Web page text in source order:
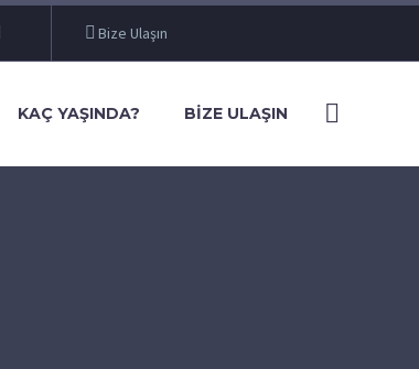
Bize Ulaşın
KAÇ YAŞINDA? BIZE ULAŞIN